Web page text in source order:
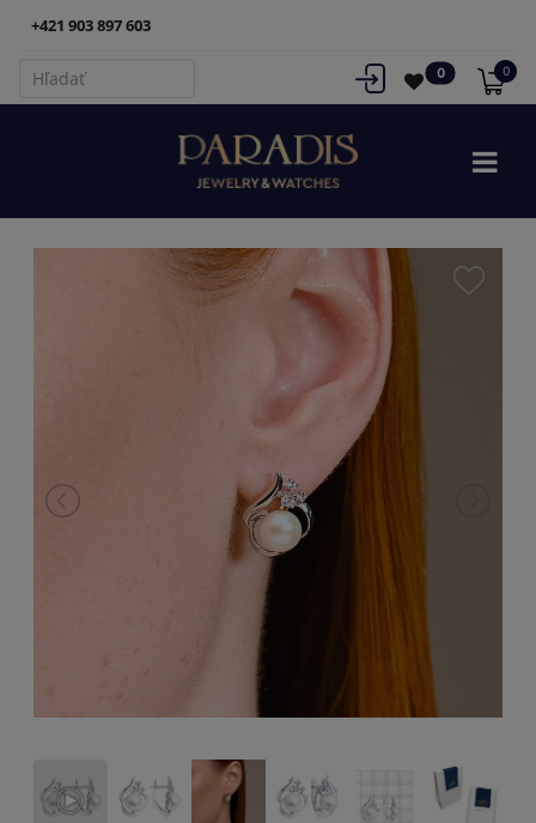
+421 903 897 603
0 0